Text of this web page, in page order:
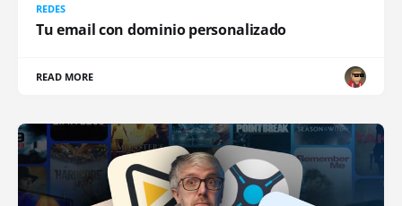
REDES
Tu email con dominio personalizado
READ MORE